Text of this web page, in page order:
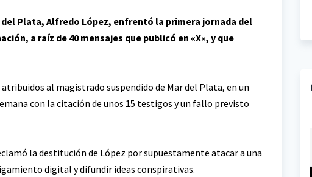
del Plata, Alfredo López, enfrentó la primera jornada del
a raíz de 40 mensajes que publicó en «X», y que
al magistrado suspendido de Mar del Plata, en un
con la citación de unos 15 testigos y un fallo previsto
la destitución de López por supuestamente atacar a una
digital y difundir ideas conspirativas.